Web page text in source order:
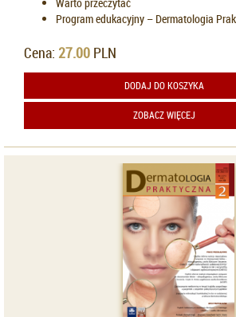
Program edukacyjny – Dermatologia
Cena: 27.00 PLN
DODAJ DO KOSZYKA
ZOBACZ WIĘCEJ